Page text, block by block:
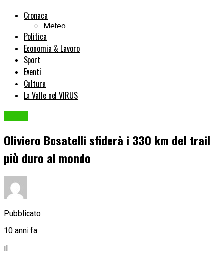
Cronaca
Meteo
Politica
Economia & Lavoro
Sport
Eventi
Cultura
La Valle nel VIRUS
Oliviero Bosatelli sfiderà i 330 km del trail
più duro al mondo
Pubblicato
10 anni fa
il